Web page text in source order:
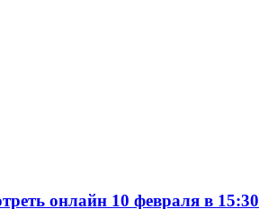
онлайн 10 февраля в 15:30